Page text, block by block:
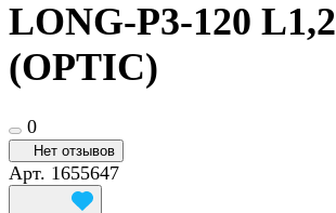
LONG-P3-120 L1,2
(OPTIC)
0
Нет отзывов
Арт. 1655647